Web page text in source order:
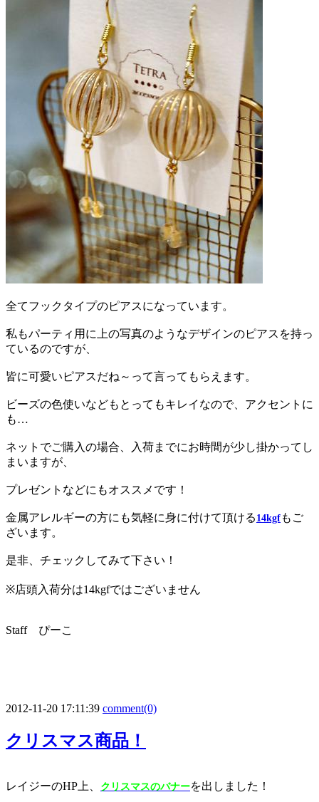
全てフックタイプのピアスになっています。
私もパーティ用に上の写真のようなデザインのピアスを持っ
ているのですが、
皆に可愛いピアスだね～って言ってもらえます。
ビーズの色使いなどもとってもキレイなので、アクセントに
も…
ネットでご購入の場合、入荷までにお時間が少し掛かってし
まいますが、
プレゼントなどにもオススメです！
金属アレルギーの方にも気軽に身に付けて頂ける 14kgf もご
ざいます。
是非、チェックしてみて下さい！
※店頭入荷分は14kgfではございません
Staff ぴーこ
2012-11-20 17:11:39 comment(0)
クリスマス商品！
レイジーのHP上、 クリスマスのバナーを出しました！